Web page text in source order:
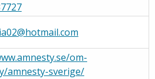
om-
amnesty-sverige/